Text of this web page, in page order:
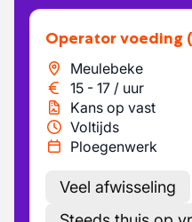
Operator voeding
Meulebeke
15 - 17 / uur
Kans op vast
Voltijds
Ploegenwerk
Veel afwisseling